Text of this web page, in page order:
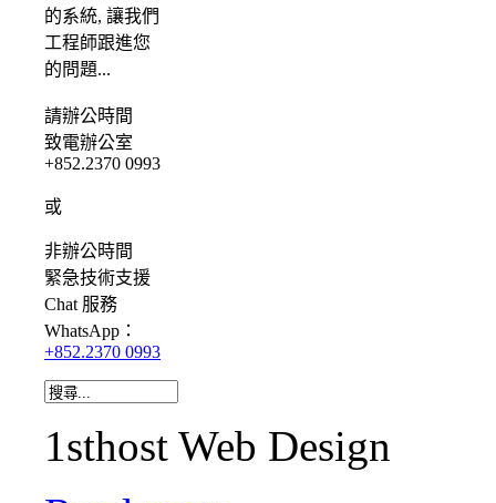
的系統, 讓我們
工程師跟進您
的問題...
請辦公時間
致電辦公室
+852.2370 0993
或
非辦公時間
緊急技術支援
Chat 服務
WhatsApp：
+852.2370 0993
1sthost Web Design